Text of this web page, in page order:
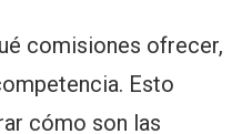
comisiones ofrecer,
Esto
cómo son las